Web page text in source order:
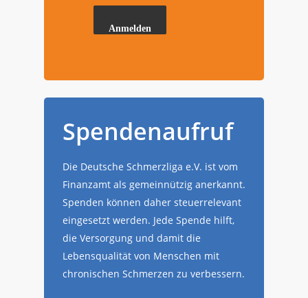
Anmelden
Spendenaufruf
Die Deutsche Schmerzliga e.V. ist vom
Finanzamt als gemeinnützig anerkannt.
Spenden können daher steuerrelevant
eingesetzt werden. Jede Spende hilft,
die Versorgung und damit die
Lebensqualität von Menschen mit
chronischen Schmerzen zu verbessern.